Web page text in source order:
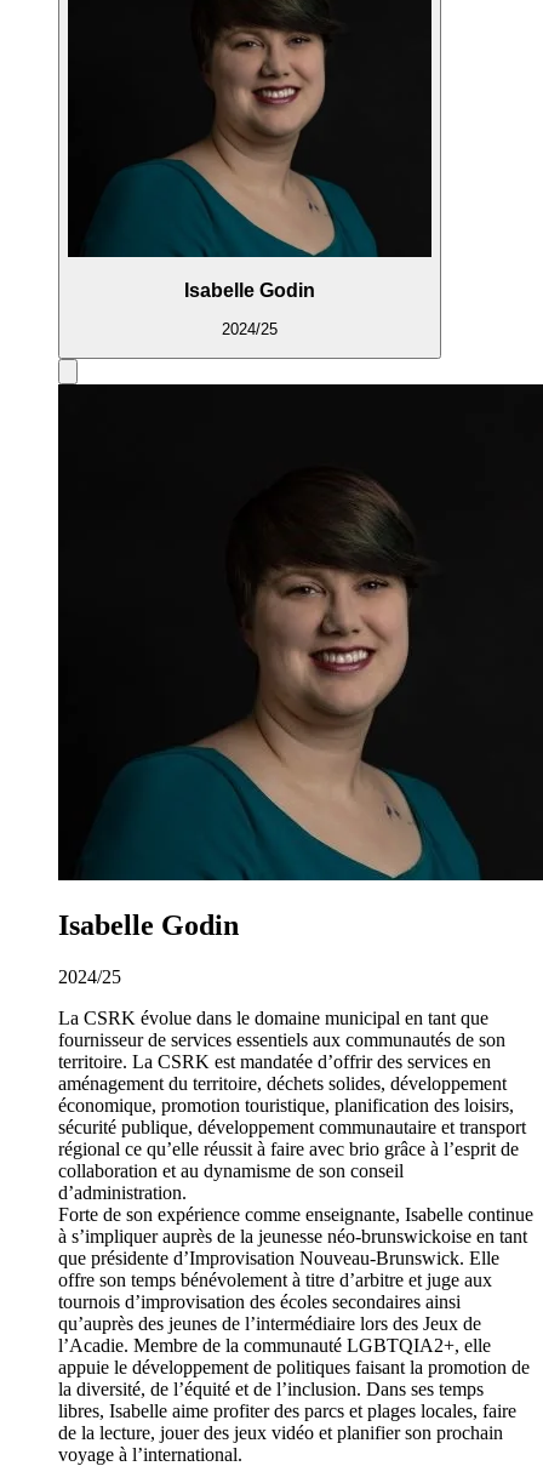
Isabelle Godin
2024/25
Isabelle Godin
2024/25
La CSRK évolue dans le domaine municipal en tant que
fournisseur de services essentiels aux communautés de son
territoire. La CSRK est mandatée d’offrir des services en
aménagement du territoire, déchets solides, développement
économique, promotion touristique, planification des loisirs,
sécurité publique, développement communautaire et transport
régional ce qu’elle réussit à faire avec brio grâce à l’esprit de
collaboration et au dynamisme de son conseil
d’administration.
Forte de son expérience comme enseignante, Isabelle continue
à s’impliquer auprès de la jeunesse néo-brunswickoise en tant
que présidente d’Improvisation Nouveau-Brunswick. Elle
offre son temps bénévolement à titre d’arbitre et juge aux
tournois d’improvisation des écoles secondaires ainsi
qu’auprès des jeunes de l’intermédiaire lors des Jeux de
l’Acadie. Membre de la communauté LGBTQIA2+, elle
appuie le développement de politiques faisant la promotion de
la diversité, de l’équité et de l’inclusion. Dans ses temps
libres, Isabelle aime profiter des parcs et plages locales, faire
de la lecture, jouer des jeux vidéo et planifier son prochain
voyage à l’international.